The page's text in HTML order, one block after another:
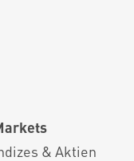
& Aktien